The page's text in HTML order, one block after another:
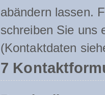
abändern lassen.
schreiben Sie uns
(Kontaktdaten
7